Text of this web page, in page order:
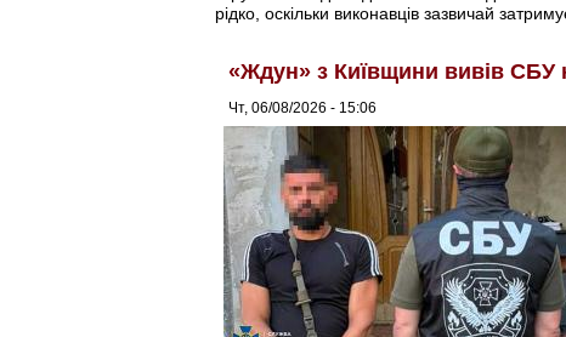
рідко, оскільки виконавців зазвичай
«Ждун» з Київщини вивів СБУ
Чт, 06/08/2026 - 15:06